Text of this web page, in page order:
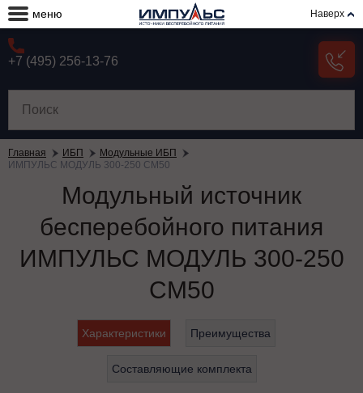
меню Наверх
+7 (495) 256-13-76
Главная ИБП
Модульные ИБП
ИМПУЛЬС МОДУЛЬ 300-250 СМ50
Модульный источник
бесперебойного питания
ИМПУЛЬС МОДУЛЬ 300-250
СМ50
Характеристики Преимущества
Составляющие комплекта